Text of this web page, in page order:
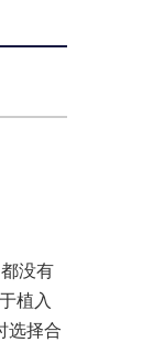
没有
植入
选择合